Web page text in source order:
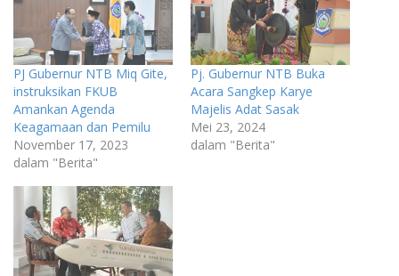
PJ Gubernur NTB Miq Gite,
instruksikan FKUB
Amankan Agenda
Keagamaan dan Pemilu
November 17, 2023
dalam "Berita"
Pj. Gubernur NTB Buka
Acara Sangkep Karye
Majelis Adat Sasak
Mei 23, 2024
dalam "Berita"